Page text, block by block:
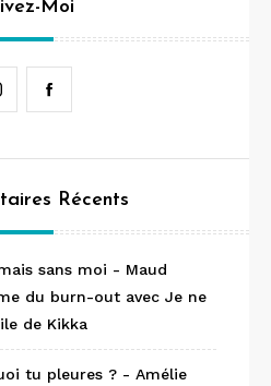
Moi
Instagram
Récents
sans moi - Maud
du burn-out avec Je ne
de Kikka
tu pleures ? - Amélie